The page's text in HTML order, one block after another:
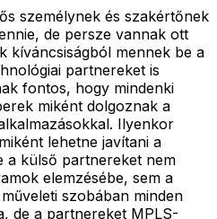
személynek és szakértőnek
de persze vannak ott
kíváncsiságból mennek be a
partnereket is
fontos, hogy mindenki
miként dolgoznak a
Ilyenkor
lehetne javítani a
a külső partnereket nem
elemzésébe, sem a
szobában minden
de a partnereket MPLS-